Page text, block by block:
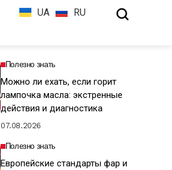
UA RU
Полезно знать
Можно ли ехать, если горит
лампочка масла: экстренные
действия и диагностика
07.08.2026
Полезно знать
Европейские стандарты фар и